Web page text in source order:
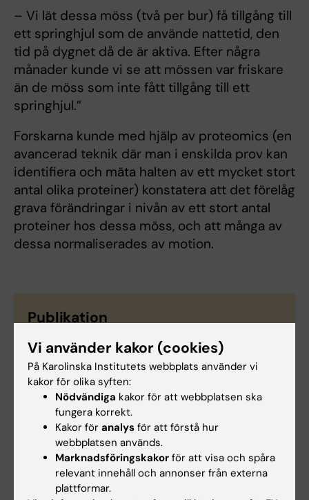
– Vi lät dessa möss (två per bur) få tillgång till
ett springhjul som de använde nattetid, den
tid på dygnet då de är aktiva. Efter några
månader kunde vi se att mössen var friskare
än de möss som inte fått tillgång till ett
springhjul.”
Forskarna kunde med hjälp av proteomics (en
avancerad teknik där man i enskilda prov kan
identifiera och mäta halten av ett mycket stort
antal olika proteiner) konstatera att det förelåg
grava förändringar i nivån av ett stort antal
proteiner hos dessa möss, och att många av
dessa normaliserades av motion.
Publikation
Voluntary exercise normalizes the proteomic
landscape in muscle and brain and improves the
phenotype of progeroid mice.
Ross JM, Coppotelli G, Branca RM, Kim KM, Lehtiö
J, Sinclair DA, et al
Aging Cell 2019 Sep;():e13029
Vi använder kakor (cookies)
På Karolinska Institutets webbplats använder vi
kakor för olika syften:
Nödvändiga kakor för att webbplatsen ska
fungera korrekt.
Kakor för analys för att förstå hur
webbplatsen används.
Marknadsföringskakor för att visa och spåra
relevant innehåll och annonser från externa
plattformar.